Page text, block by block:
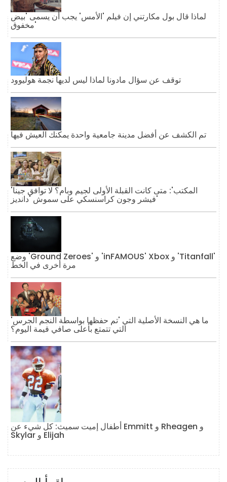
لماذا قال بول مكارتني إن فيلم 'الأمس' يجب أن يسمى 'بيض
مخفوق'
توقف عن سؤال مادونا لماذا ليس لديها نجمة هوليوود
تم الكشف عن أفضل مدينة جامعية واحدة يمكنك العيش فيها
'المكتب': متى كانت القبلة الأولى لجيم وبام؟ لا توافق جينا
فيشر وجون كراسنسكي على سموش 'دانديز'
وضع 'Ground Zeroes' و 'inFAMOUS' Xbox و 'Titanfall'
مرة أخرى في الخط
ما هي النسخة الأصلية التي 'تم حفظها بواسطة النجم الجرس'
التي تتمتع بأعلى صافي قيمة اليوم؟
أطفال إميت سميث: كل شيء عن Emmitt و Rheagen و
Skylar و Elijah